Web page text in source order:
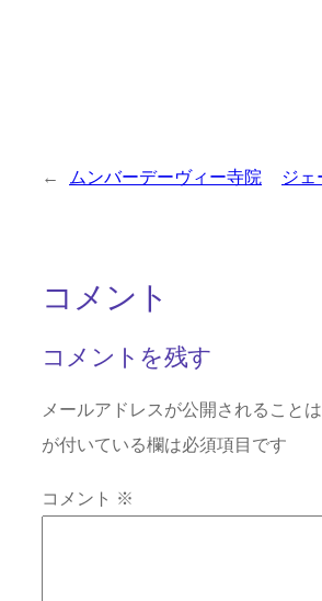
← ムンバーデーヴィー寺院 ジェ
コメント
コメントを残す
メールアドレスが公開されることは
が付いている欄は必須項目です
コメント ※